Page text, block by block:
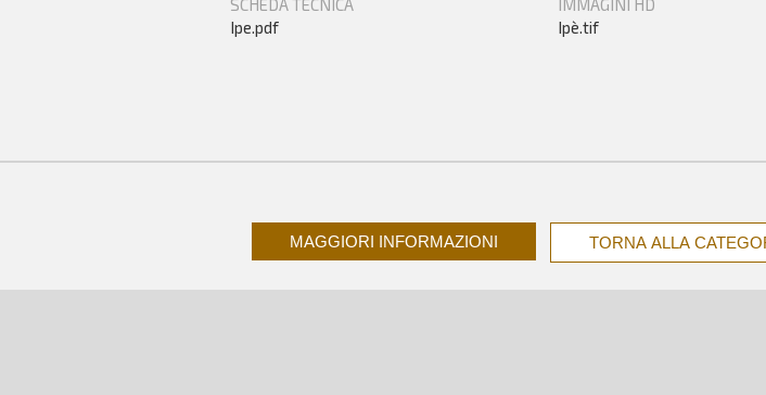
SCHEDA TECNICA
Ipe.pdf
IMMAGINI HD
Ipè.tif
MAGGIORI INFORMAZIONI TORNA ALLA